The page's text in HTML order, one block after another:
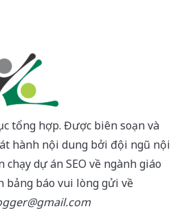
tổng hợp. Được biên soạn và
hành nội dung bởi đội ngũ nội
dự án SEO về ngành giáo
bảng báo vui lòng gửi về